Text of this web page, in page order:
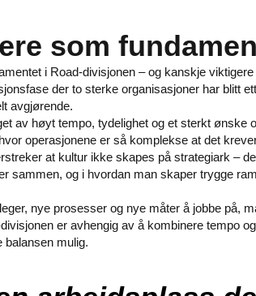
som
i Road-divisjonen – og kanskje
der to sterke organisasjoner har blitt
avgjørende.
av høyt tempo, tydelighet og et sterkt ønske
operasjonene er så komplekse at det
at kultur ikke skapes på strategiark –
sammen, og i hvordan man skaper trygge
nye prosesser og nye måter å jobbe på,
er avhengig av å kombinere tempo
balansen mulig.